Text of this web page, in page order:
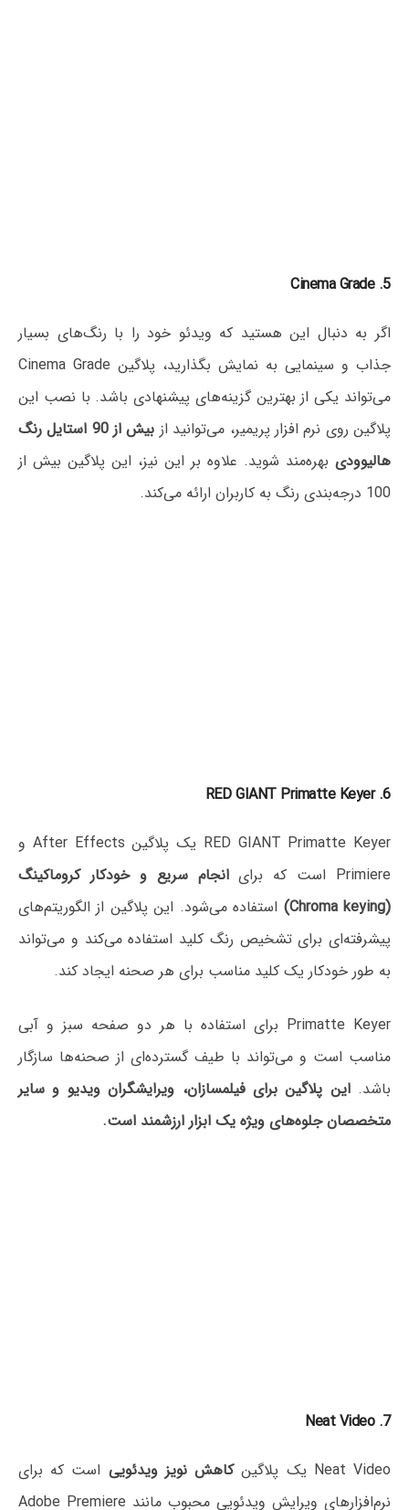
5. Cinema Grade
اگر به دنبال این هستید که ویدئو خود را با رنگ‌های بسیار
جذاب و سینمایی به نمایش بگذارید، پلاگین Cinema Grade
می‌تواند یکی از بهترین گزینه‌های پیشنهادی باشد. با نصب این
پلاگین روی نرم افزار پریمیر، می‌توانید از
بیش از 90 استایل رنگ
هالیوودی بهره‌مند شوید. علاوه بر این نیز، این پلاگین بیش از
100 درجه‌بندی رنگ به کاربران ارائه می‌کند.
6. RED GIANT Primatte Keyer
RED GIANT Primatte Keyer یک پلاگین After Effects و
Primiere است که برای
انجام سریع و خودکار کروماکینگ
(Chroma keying)
استفاده می‌شود. این پلاگین از الگوریتم‌های
پیشرفته‌ای برای تشخیص رنگ کلید استفاده می‌کند و می‌تواند
به طور خودکار یک کلید مناسب برای هر صحنه ایجاد کند.
Primatte Keyer برای استفاده با هر دو صفحه سبز و آبی
مناسب است و می‌تواند با طیف گسترده‌ای از صحنه‌ها سازگار
باشد.این پلاگین برای فیلمسازان، ویرایشگران ویدیو و سایر
متخصصان جلوه‌های ویژه یک ابزار ارزشمند است.
7. Neat Video
Neat Video یک پلاگین کاهش نویز ویدئویی است که برای
نرم‌افزارهای ویرایش ویدئویی محبوب مانند Adobe Premiere